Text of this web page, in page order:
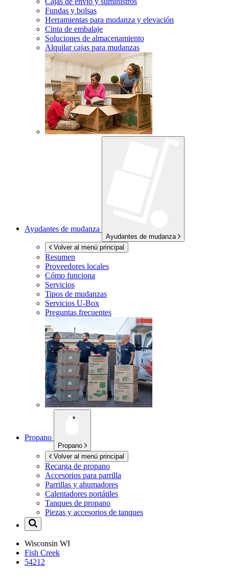
Fundas y bolsas
Herramientas para mudanza y elevación
Cinta de embalaje
Soluciones de almacenamiento
Alquilar cajas para mudanzas
Ayudantes de mudanza
Ayudantes de mudanza
Volver al menú principal
Resumen
Proveedores locales
Cómo funciona
Servicios
Tipos de mudanzas
Servicios U-Box
Preguntas frecuentes
Propano
Propano
Volver al menú principal
Recarga de propano
Accesorios para parrilla
Parrillas y ahumadores
Calentadores portátiles
Tanques de propano
Piezas y accesorios de tanques
Wisconsin WI
Fish Creek
54212